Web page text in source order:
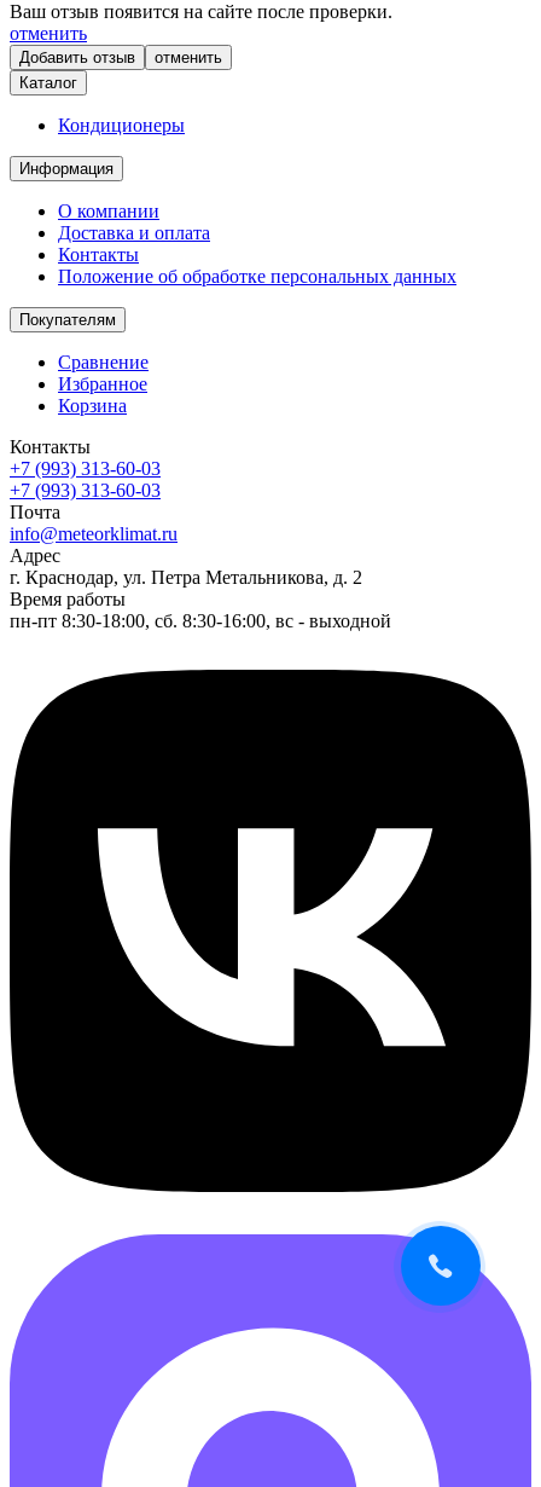
Ваш отзыв появится на сайте после проверки.
отменить
отменить
Каталог
Кондиционеры
Информация
О компании
Доставка и оплата
Контакты
Положение об обработке персональных данных
Покупателям
Сравнение
Избранное
Корзина
Контакты
+7 (993) 313-60-03
+7 (993) 313-60-03
Почта
info@meteorklimat.ru
Адрес
г. Краснодар, ул. Петра Метальникова, д. 2
Время работы
пн-пт 8:30-18:00, сб. 8:30-16:00, вс - выходной